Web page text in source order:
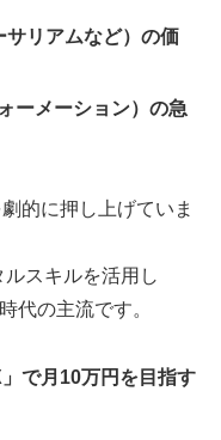
サリアムなど）の価
ーメーション）の急
的に押し上げていま
ルスキルを活用し
代の主流です。
で月10万円を目指す